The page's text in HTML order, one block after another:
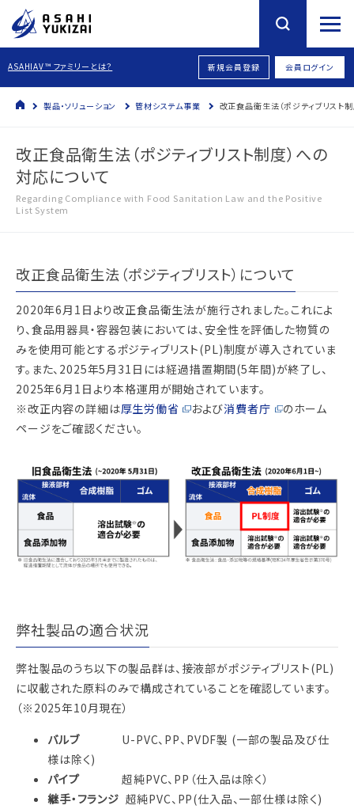
ASAHIAV™ ファミリーとは？ 新規会員登録 会員ログイン
製品・ソリューション 管材システム事業 改正食品衛生法（ポジティブリスト
改正食品衛生法（ポジティブリスト制度）への
対応について
Regarding Compliance with Food Sanitation Law and the Positive
List System
改正食品衛生法（ポジティブリスト）について
2020年6月1日より改正食品衛生法が施行されました。これによ
り、食品用器具・容器包装においては、安全性を評価した物質の
みを使用可能とするポジティブリスト(PL)制度が導入されていま
す。また、2025年5月31日には経過措置期間(5年間)が終了し、
2025年6月1日より本格運用が開始されています。
※改正内容の詳細は厚生労働省 および消費者庁
のホーム
ページをご確認ください。
弊社製品の適合状況
弊社製品のうち以下の製品群は、接液部がポジティブリスト(PL)
に収載された原料のみで構成されていることを確認しています。
（※2025年10月現在）
バルブU-PVC、PP、PVDF製 (一部の製品及び仕
様は除く)
パイプ超純PVC、PP（仕入品は除く）
継手・フランジ 超純PVC、PP(仕入品、一部仕様は除く)